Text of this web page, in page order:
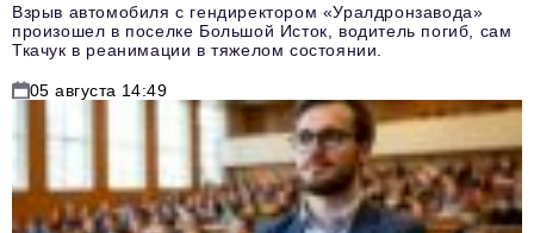
Взрыв автомобиля с гендиректором «Уралдронзавода»
произошел в поселке Большой Исток, водитель погиб, сам
Ткачук в реанимации в тяжелом состоянии.
05 августа 14:49